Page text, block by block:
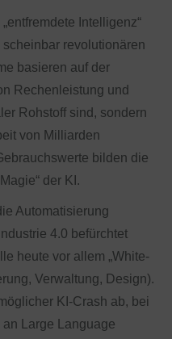
Intelligenz“
revolutionären
basieren auf der
Rechenleistung und
Rohstoff sind, sondern
von Milliarden
bilden die
der KI.
Automatisierung
4.0 befürchtet
heute vor allem „White-
Verwaltung, Design).
KI-Crash ab, bei
Large Language